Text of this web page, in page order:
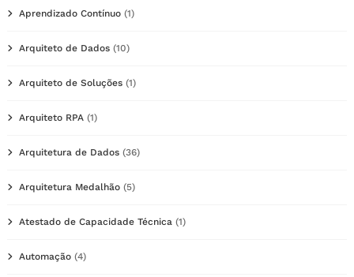
Aprendizado Contínuo (1)
Arquiteto de Dados (10)
Arquiteto de Soluções (1)
Arquiteto RPA (1)
Arquitetura de Dados (36)
Arquitetura Medalhão (5)
Atestado de Capacidade Técnica (1)
Automação (4)